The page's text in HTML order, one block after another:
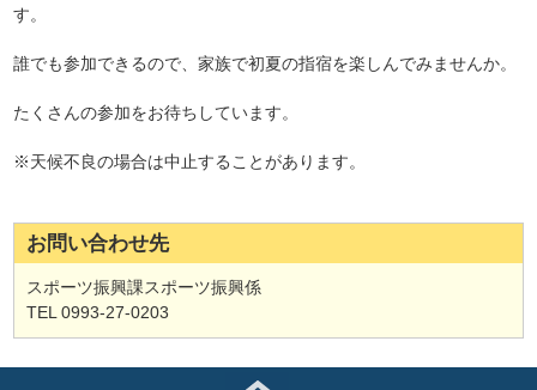
す。
誰でも参加できるので、家族で初夏の指宿を楽しんでみませんか。
たくさんの参加をお待ちしています。
※天候不良の場合は中止することがあります。
お問い合わせ先
スポーツ振興課スポーツ振興係
TEL 0993-27-0203